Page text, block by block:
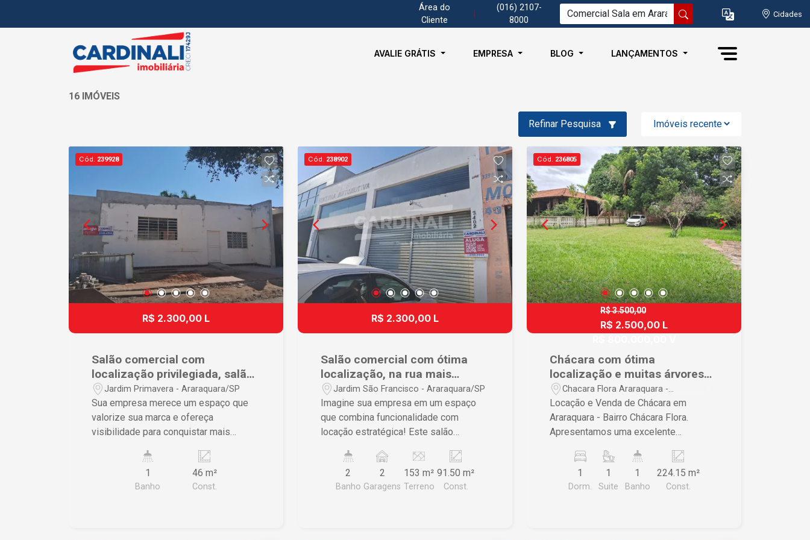
Área do
Cliente
(016) 2107-
8000
Cidades
AVALIE GRÁTIS EMPRESA BLOG LANÇAMENTOS
16 IMÓVEIS
Refinar Pesquisa
Cód. 239928
R$ 2.300,00 L
Salão comercial com
localização privilegiada, salão
novo com possibilidade de
adaptação.
Jardim Primavera - Araraquara/SP
Sua empresa merece um espaço que
valorize sua marca e ofereça
visibilidade para conquistar mais
comercial novo, com 46 m², está
localizado em um dos pontos mais
estratégicos da cidade, na esquina com
1
Banho
46 m²
Const.
Cód. 238902
R$ 2.300,00 L
Salão comercial com ótima
localização, na rua mais
movimentado da cidade.
Jardim São Francisco - Araraquara/SP
Imagine sua empresa em um espaço
que combina funcionalidade com
locação estratégica! Este salão
diversas necessidades de seu
negócio, oferecendo um local
preparado e bem equipado, em
2
Banho
2
Garagens
153 m²
Terreno
91.50 m²
Const.
Cód. 236805
R$ 3.500,00
R$ 2.500,00 L
Chácara com ótima
localização e muitas árvores
frutíferas.
Chacara Flora Araraquara -
Araraquara/SP
Locação e Venda de Chácara em
Araraquara - Bairro Chácara Flora.
Apresentamos uma excelente
locação e venda. Imóvel oferece casa
com 01 dormitório, sala, cozinha,
banheiro social, lavanderia, área grande
1
Dorm.
1
Suite
1
Banho
224.15 m²
Const.